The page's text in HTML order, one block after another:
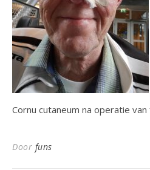
Cornu cutaneum na operatie van
Door funs